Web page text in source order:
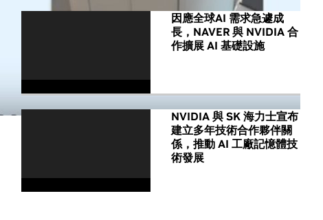
因應全球AI 需求急遽成
長，NAVER 與 NVIDIA 合
作擴展 AI 基礎設施
NVIDIA 與 SK 海力士宣布
建立多年技術合作夥伴關
係，推動 AI 工廠記憶體技
術發展